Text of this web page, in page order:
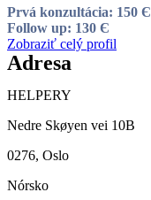
Prvá konzultácia: 150 Є
Follow up: 130 Є
Zobraziť celý profil
Adresa
HELPERY
Nedre Skøyen vei 10B
0276, Oslo
Nórsko